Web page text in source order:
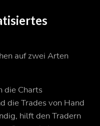
auf zwei Arten
die Charts
die Trades von Hand
hilft den Tradern